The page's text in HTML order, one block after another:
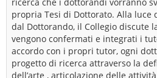
propria Tesi di Dottorato. Alla luce
dal Dottorando, il Collegio discute
vengono confermati e integrati i
accordo con i propri tutor, ogni
progetto di ricerca attraverso la
dell’arte , articolazione delle